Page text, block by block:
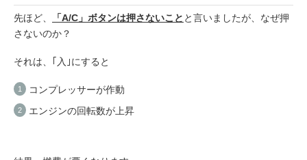
先ほど、 「A/C」ボタンは押さないこと と言いましたが、なぜ押
さないのか？
それは、｢入｣にすると
コンプレッサーが作動
エンジンの回転数が上昇